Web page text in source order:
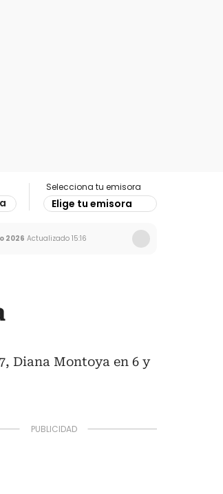
Selecciona tu emisora
Elige tu emisora
2026 Actualizado 15:16
Diana Montoya en 6 y